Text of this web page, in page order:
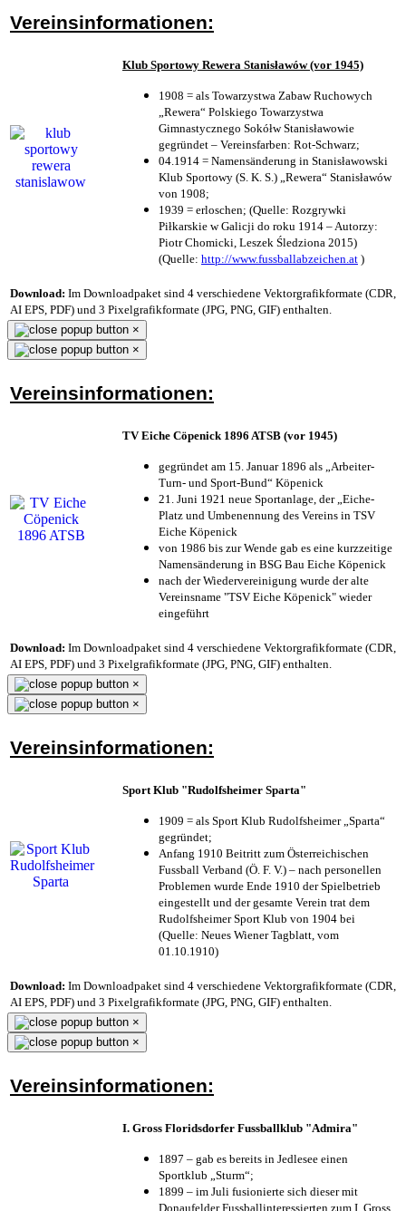
Vereinsinformationen:
Klub Sportowy Rewera Stanisławów (vor 1945)
1908 = als Towarzystwa Zabaw Ruchowych
„Rewera“ Polskiego Towarzystwa
Gimnastycznego Sokółw Stanisławowie
gegründet – Vereinsfarben: Rot-Schwarz;
04.1914 = Namensänderung in Stanisławowski
Klub Sportowy (S. K. S.) „Rewera“ Stanisławów
von 1908;
1939 = erloschen; (Quelle: Rozgrywki
Piłkarskie w Galicji do roku 1914 – Autorzy:
Piotr Chomicki, Leszek Śledziona 2015)
(Quelle: http://www.fussballabzeichen.at )
Download: Im Downloadpaket sind 4 verschiedene Vektorgrafikformate (CDR,
AI EPS, PDF) und 3 Pixelgrafikformate (JPG, PNG, GIF) enthalten.
×
×
Vereinsinformationen:
TV Eiche Cöpenick 1896 ATSB (vor 1945)
gegründet am 15. Januar 1896 als „Arbeiter-
Turn- und Sport-Bund“ Köpenick
21. Juni 1921 neue Sportanlage, der „Eiche-
Platz und Umbenennung des Vereins in TSV
Eiche Köpenick
von 1986 bis zur Wende gab es eine kurzzeitige
Namensänderung in BSG Bau Eiche Köpenick
nach der Wiedervereinigung wurde der alte
Vereinsname "TSV Eiche Köpenick" wieder
eingeführt
Download: Im Downloadpaket sind 4 verschiedene Vektorgrafikformate (CDR,
AI EPS, PDF) und 3 Pixelgrafikformate (JPG, PNG, GIF) enthalten.
×
×
Vereinsinformationen:
Sport Klub "Rudolfsheimer Sparta"
1909 = als Sport Klub Rudolfsheimer „Sparta“
gegründet;
Anfang 1910 Beitritt zum Österreichischen
Fussball Verband (Ö. F. V.) – nach personellen
Problemen wurde Ende 1910 der Spielbetrieb
eingestellt und der gesamte Verein trat dem
Rudolfsheimer Sport Klub von 1904 bei
(Quelle: Neues Wiener Tagblatt, vom
01.10.1910)
Download: Im Downloadpaket sind 4 verschiedene Vektorgrafikformate (CDR,
AI EPS, PDF) und 3 Pixelgrafikformate (JPG, PNG, GIF) enthalten.
×
×
Vereinsinformationen:
I. Gross Floridsdorfer Fussballklub "Admira"
1897 – gab es bereits in Jedlesee einen
Sportklub „Sturm“;
1899 – im Juli fusionierte sich dieser mit
Donaufelder Fussballinteressierten zum I. Gross